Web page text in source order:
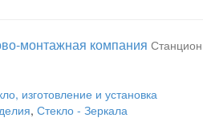
монтажная компания
изготовление и установка
, Стекло - Зеркала